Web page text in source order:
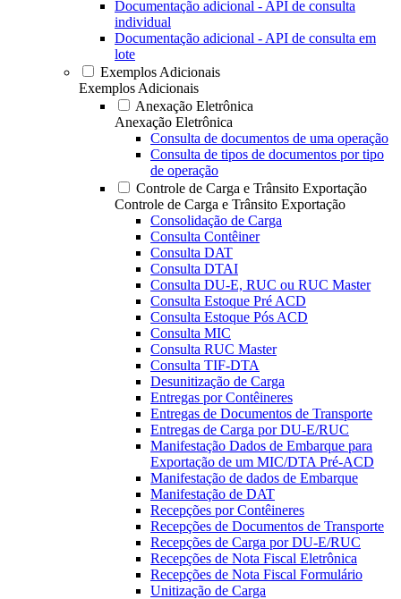
Documentação adicional - API de consulta
individual
Documentação adicional - API de consulta em
lote
Exemplos Adicionais
Exemplos Adicionais
Anexação Eletrônica
Anexação Eletrônica
Consulta de documentos de uma operação
Consulta de tipos de documentos por tipo
de operação
Controle de Carga e Trânsito Exportação
Controle de Carga e Trânsito Exportação
Consolidação de Carga
Consulta Contêiner
Consulta DAT
Consulta DTAI
Consulta DU-E, RUC ou RUC Master
Consulta Estoque Pré ACD
Consulta Estoque Pós ACD
Consulta MIC
Consulta RUC Master
Consulta TIF-DTA
Desunitização de Carga
Entregas por Contêineres
Entregas de Documentos de Transporte
Entregas de Carga por DU-E/RUC
Manifestação Dados de Embarque para
Exportação de um MIC/DTA Pré-ACD
Manifestação de dados de Embarque
Manifestação de DAT
Recepções por Contêineres
Recepções de Documentos de Transporte
Recepções de Carga por DU-E/RUC
Recepções de Nota Fiscal Eletrônica
Recepções de Nota Fiscal Formulário
Unitização de Carga